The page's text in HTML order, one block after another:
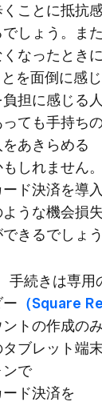
ことに​抵抗
しょう。​ま
なった​とき
を​面倒に​感じ
担に​感じる​人
ても​手持ち
あきらめる​
しれません。​
ド決済を​導
うな​機会損
きるでしょう
手続きは​専用
（Square
トの​作成のみ
ブレット端
ンで​
ド決済を​